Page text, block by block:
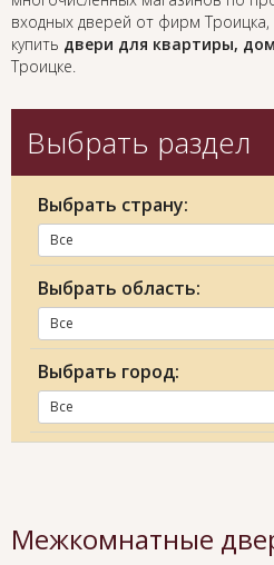
входных дверей от фирм
купить двери для квартиры,
Троицке.
Выбрать раздел
Выбрать страну:
Все
Выбрать область:
Все
Выбрать город:
Все
Межкомнатные